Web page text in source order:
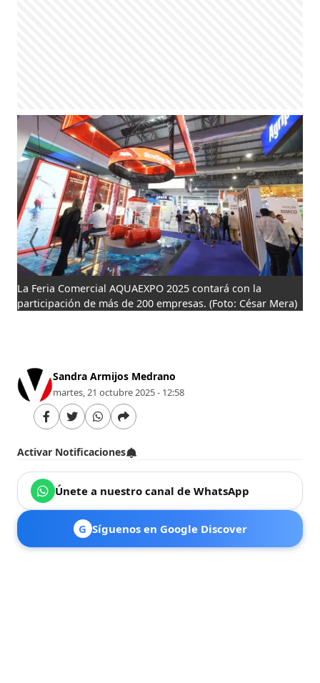
La Feria Comercial AQUAEXPO 2025 contará con la
participación de más de 200 empresas. (Foto: César Mera)
Sandra Armijos Medrano
martes, 21 octubre 2025 - 12:58
Activar Notificaciones
Únete a nuestro canal de WhatsApp
G Síguenos en Google Discover